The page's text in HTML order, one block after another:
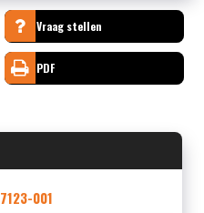
Vraag stellen
PDF
7123-001